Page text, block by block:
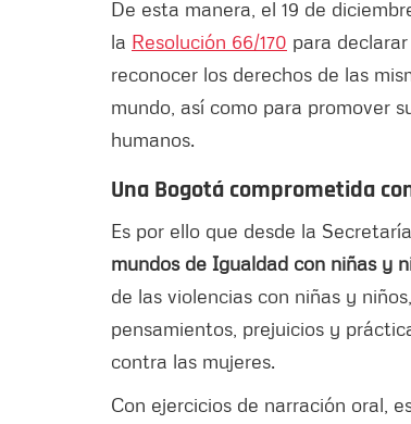
De esta manera, el 19 de
la Resolución 66/170 para
reconocer los derechos de las
mundo, así como para promover
humanos.
Una Bogotá comprometida
Es por ello que desde la
mundos de Igualdad con niñas y
de las violencias con niñas y
pensamientos, prejuicios y
contra las mujeres.
Con ejercicios de narración oral,